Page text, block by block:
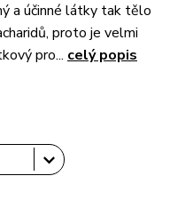
a účinné látky tak tělo
proto je velmi
pro... celý popis